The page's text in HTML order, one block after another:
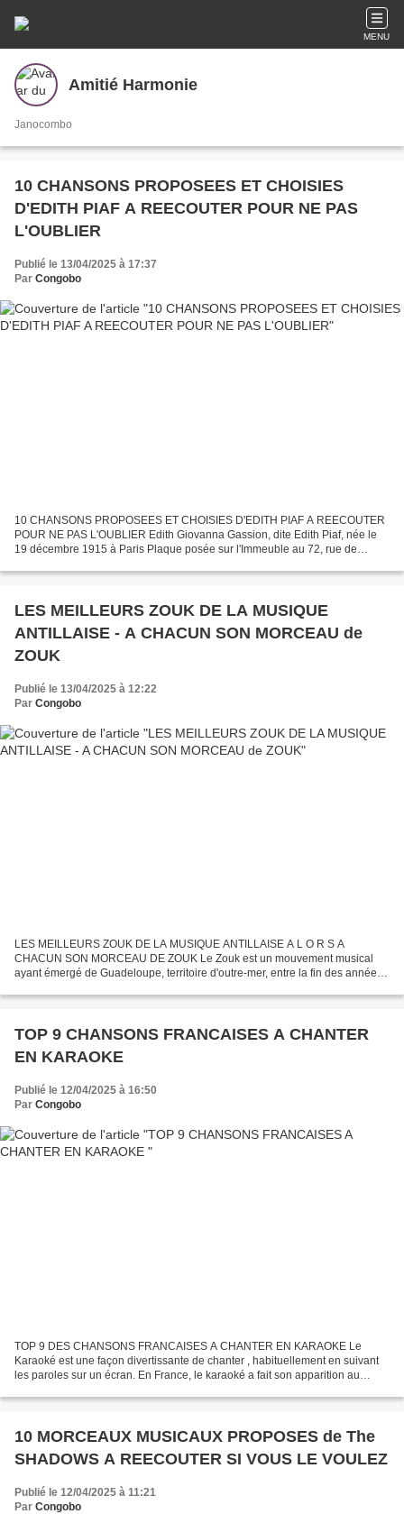
MENU
Amitié Harmonie
Janocombo
10 CHANSONS PROPOSEES ET CHOISIES
D'EDITH PIAF A REECOUTER POUR NE PAS
L'OUBLIER
Publié le 13/04/2025 à 17:37
Par Congobo
10 CHANSONS PROPOSEES ET CHOISIES D'EDITH PIAF A REECOUTER
POUR NE PAS L'OUBLIER Edith Giovanna Gassion, dite Edith Piaf, née le
19 décembre 1915 à Paris Plaque posée sur l'Immeuble au 72, rue de
LES MEILLEURS ZOUK DE LA MUSIQUE
ANTILLAISE - A CHACUN SON MORCEAU de
ZOUK
Publié le 13/04/2025 à 12:22
Par Congobo
LES MEILLEURS ZOUK DE LA MUSIQUE ANTILLAISE A L O R S A
CHACUN SON MORCEAU DE ZOUK Le Zouk est un mouvement musical
ayant émergé de Guadeloupe, territoire d'outre-mer, entre la fin des années
TOP 9 CHANSONS FRANCAISES A CHANTER
EN KARAOKE
Publié le 12/04/2025 à 16:50
Par Congobo
TOP 9 DES CHANSONS FRANCAISES A CHANTER EN KARAOKE Le
Karaoké est une façon divertissante de chanter , habituellement en suivant
les paroles sur un écran. En France, le karaoké a fait son apparition au
10 MORCEAUX MUSICAUX PROPOSES de The
SHADOWS A REECOUTER SI VOUS LE VOULEZ
Publié le 12/04/2025 à 11:21
Par Congobo